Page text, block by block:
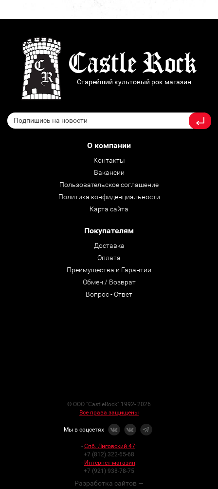
Старейший культовый рок магазин
О компании
Контакты
Вакансии
Пользовательское соглашение
Политика конфиденциальности
Карта сайта
Покупателям
Доставка
Оплата
Преимущества и Гарантии
Обмен / Возврат
Вопрос - Ответ
© ООО "CastleRock" 1992- 2026
Все права защищены
Мы в соцсетях
- Спб. Лиговский 47:
+7 (812) 322-65-68
- Интернет-магазин:
+7 (921) 938-78-75
Разработка сайтов —